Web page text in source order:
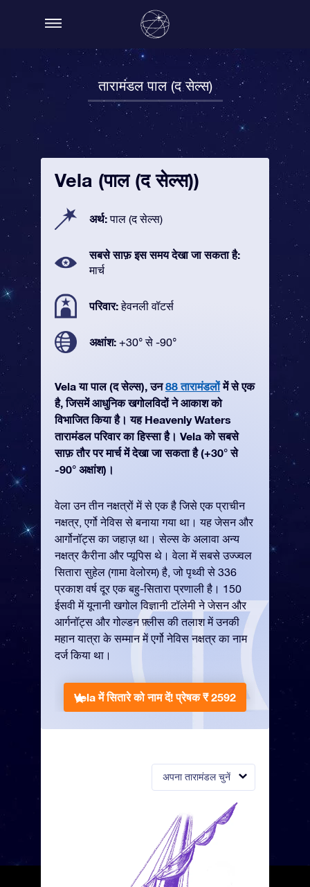
तारामंडल पाल (द सेल्स)
अपना तारामंडल चुनें
Vela (पाल (द सेल्स))
अर्थ:पाल (द सेल्स)
सबसे साफ़ इस समय देखा जा सकता है:
मार्च
परिवार:हेवनली वॉटर्स
अक्षांश: +30° से -90°
Vela या पाल (द सेल्स), उन88 तारामंडलोंमें से एक
है, जिसमें आधुनिक खगोलविदों ने आकाश को
विभाजित किया है। यह Heavenly Waters
तारामंडल परिवार का हिस्सा है। Vela को सबसे
साफ़ तौर पर मार्च में देखा जा सकता है (+30° से
-90° अक्षांश)।
वेला उन तीन नक्षत्रों में से एक है जिसे एक प्राचीन
नक्षत्र, एर्गो नेविस से बनाया गया था। यह जेसन और
आर्गोनॉट्स का जहाज़ था। सेल्स के अलावा अन्य
नक्षत्र कैरीना और प्यूपिस थे। वेला में सबसे उज्ज्वल
सितारा सुहेल (गामा वेलोरम) है, जो पृथ्वी से 336
प्रकाश वर्ष दूर एक बहु-सितारा प्रणाली है। 150
ईसवी में यूनानी खगोल विज्ञानी टॉलेमी ने जेसन और
आर्गनॉट्स और गोल्डन फ़्लीस की तलाश में उनकी
महान यात्रा के सम्मान में एर्गो नेविस नक्षत्र का नाम
दर्ज किया था।
Vela में सितारे को नाम दें!प्रेषक ₹ 2592